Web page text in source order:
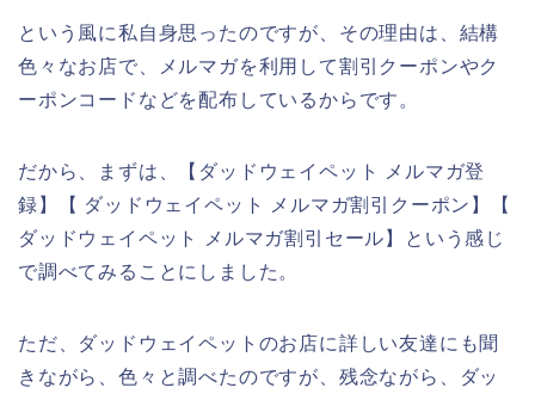
という風に私自身思ったのですが、その理由は、結構
色々なお店で、メルマガを利用して割引クーポンやク
ーポンコードなどを配布しているからです。
だから、まずは、【ダッドウェイペット メルマガ登
録】【 ダッドウェイペット メルマガ割引クーポン】【
ダッドウェイペット メルマガ割引セール】という感じ
で調べてみることにしました。
ただ、ダッドウェイペットのお店に詳しい友達にも聞
きながら、色々と調べたのですが、残念ながら、ダッ